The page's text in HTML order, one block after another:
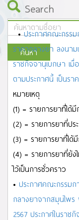
Search
ค้นหา
ALL A B C D E F G
ข ฃ ค ฅ
ฝ พ ฟ ภ ม ย ร ล
•ประกาศคณะกรร
ราคากลางยา ลงนา
ราชกิจจานุเบกษา เ
ตามประกาศนี้ เป็นร
หมายเหตุ
(1) = รายการยาที่ได้
(2) = รายการยาที่ปร
(3) = รายการยาที่ได้
(4) = รายการยาที่ยัง
ไว้เป็นการชั่วคราว
• ประกาศคณะกรรม
กลางยาจากสมุนไพ
2567 ประกาศในรา